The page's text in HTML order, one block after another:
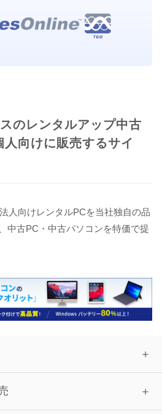
のレンタルアップ中古
向けに販売するサイ
人向けレンタルPCを当社独自の品
中古PC・中古パソコンを特価で提